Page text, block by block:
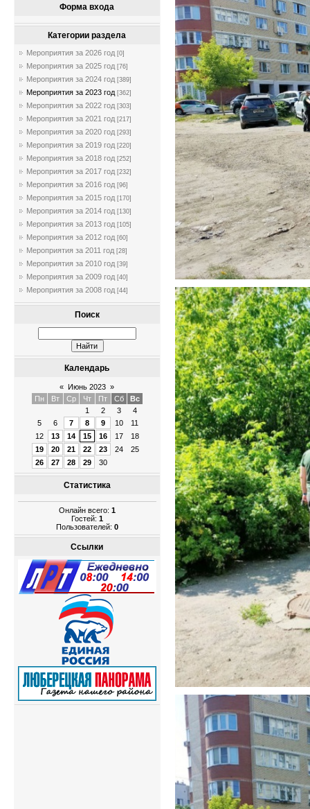
Форма входа
Категории раздела
Мероприятия за 2026 год [0]
Мероприятия за 2025 год [76]
Мероприятия за 2024 год [389]
Мероприятия за 2023 год [362]
Мероприятия за 2022 год [303]
Мероприятия за 2021 год [217]
Мероприятия за 2020 год [293]
Мероприятия за 2019 год [220]
Мероприятия за 2018 год [252]
Мероприятия за 2017 год [232]
Мероприятия за 2016 год [96]
Мероприятия за 2015 год [170]
Мероприятия за 2014 год [130]
Мероприятия за 2013 год [105]
Мероприятия за 2012 год [60]
Мероприятия за 2011 год [28]
Мероприятия за 2010 год [39]
Мероприятия за 2009 год [40]
Мероприятия за 2008 год [44]
Поиск
Календарь
« Июнь 2023 »
Пн
Вт Ср Чт Пт Сб
Вс
1
2 3
4
5
6 7 8 9 10
11
12
13 14 15 16 17
18
19
20 21 22 23 24
25
26
27 28 29 30
Статистика
Онлайн всего: 1
Гостей: 1
Пользователей: 0
Ссылки